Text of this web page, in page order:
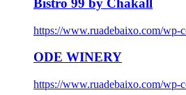
Bistro 99 by Chakall
https://www.ruadebaixo.com/wp-
ODE WINERY
https://www.ruadebaixo.com/wp-